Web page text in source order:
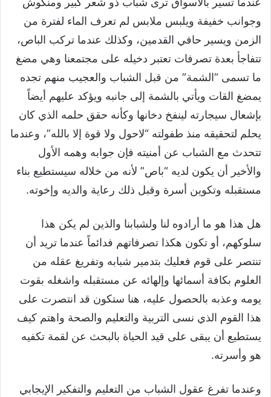
وجوانب خفيفة ويلبس ملابس لم تعرف الماء لفترة من
الزمن ويسير حافي القدمين، وكذلك عندما تركب الباص،
تتفاجأ بعدة تصرفات تعتبر دخيله على مجتمعنا وهي مضغ
ما تسمى “الشمة” من قبل الشباب والعجيب منهم تجده
يمضغ القات ويأتي بالشمة إلى جانبه ويؤكد عليهم أيضاً
بإشعال سيجارته لينفخ دخانها وكأنه حقق حلمه الذي كان
يحلم لتحقيقه منذ طفولته “لاحول ولا قوة إلا بالله”، وعندما
تتحدث مع الشباب عن أمنيته فإن جوابه وهمه الأول
والأخير أن يكون لديه “باص” لأنه من خلاله سيستطيع بناء
مستقبله وتكوين أسرة وقبل ذلك رعاية والديه وإخوته.
هل هذا هو ما أرادوه لنا ولشبابنا والذين لم يكن هذا
سلوكهم، أو تكون هكذا تصرفاتهم فدائماً عندما تريد أن
تنتصر على قوم فعليك بتدمير شبابه وتفريغ عقله من
العلوم بكافة أسمائها وإلهائه عن مستقبله واشغله بقوت
يومه وعذبه بالحصول عليه، هنا ستكون قد انتصرت على
هذا القوم الذي نسى التربية والتعليم والصحة واهتم كيف
يستطيع أن يبقى على قيد الحياة بالبحث عن لقمة تكفيه
هو وأسرته.
وعندما تفرغ عقول الشباب من التعليم والتفكير الإيجابي